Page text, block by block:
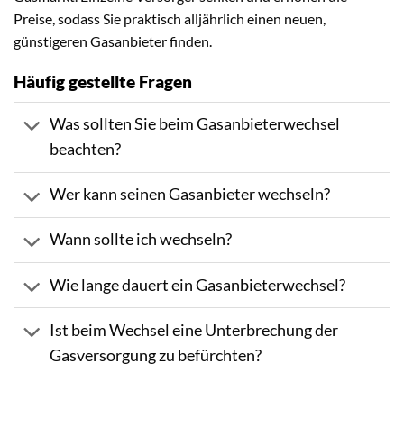
Preise, sodass Sie praktisch alljährlich einen neuen,
günstigeren Gasanbieter finden.
Häufig gestellte Fragen
Was sollten Sie beim Gasanbieterwechsel
beachten?
Wer kann seinen Gasanbieter wechseln?
Wann sollte ich wechseln?
Wie lange dauert ein Gasanbieterwechsel?
Ist beim Wechsel eine Unterbrechung der
Gasversorgung zu befürchten?